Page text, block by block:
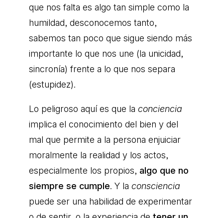
que nos falta es algo tan simple como la
humildad, desconocemos tanto,
sabemos tan poco que sigue siendo más
importante lo que nos une (la unicidad,
sincronía) frente a lo que nos separa
(estupidez).
Lo peligroso aquí es que la conciencia
implica el conocimiento del bien y del
mal que permite a la persona enjuiciar
moralmente la realidad y los actos,
especialmente los propios, algo que no
siempre se cumple. Y la consciencia
puede ser una habilidad de experimentar